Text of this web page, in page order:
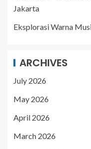
Jakarta
Eksplorasi Warna
ARCHIVES
July 2026
May 2026
April 2026
March 2026